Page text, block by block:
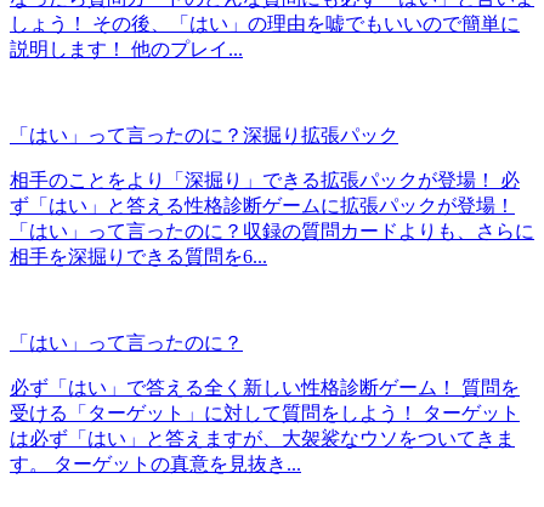
しょう！ その後、「はい」の理由を嘘でもいいので簡単に
説明します！ 他のプレイ...
「はい」って言ったのに？深掘り拡張パック
相手のことをより「深掘り」できる拡張パックが登場！ 必
ず「はい」と答える性格診断ゲームに拡張パックが登場！
「はい」って言ったのに？収録の質問カードよりも、さらに
相手を深掘りできる質問を6...
「はい」って言ったのに？
必ず「はい」で答える全く新しい性格診断ゲーム！ 質問を
受ける「ターゲット」に対して質問をしよう！ ターゲット
は必ず「はい」と答えますが、大袈裟なウソをついてきま
す。 ターゲットの真意を見抜き...